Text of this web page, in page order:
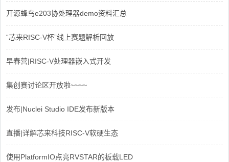
开源蜂鸟e203协处理器demo资料汇总
“芯来RISC-V杯”线上赛题解析回放
早春营|RISC-V处理器嵌入式开发
集创赛讨论区开放啦~~~~
发布|Nuclei Studio IDE发布新版本
直播|详解芯来科技RISC-V软硬生态
使用PlatformIO点亮RVSTAR的板载LED